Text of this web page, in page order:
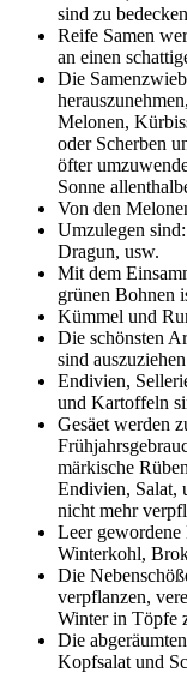
sind zu
Reife Samen
an einen
Die
Melonen,
oder Scherben
öfter
Sonne
Von den
Umzulegen
Dragun, usw.
Mit dem
grünen Bohnen
Kümmel und
Die schönsten
sind
Endivien,
und Kartoffeln
Gesäet werden
märkische
Endivien, Salat,
nicht mehr
Leer
Winterkohl,
Die
verpflanzen,
Winter in Töpfe
Die
Kopfsalat und